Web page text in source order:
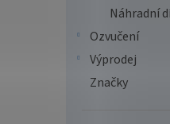
Náhradní
Ozvučení
Výprodej
Značky